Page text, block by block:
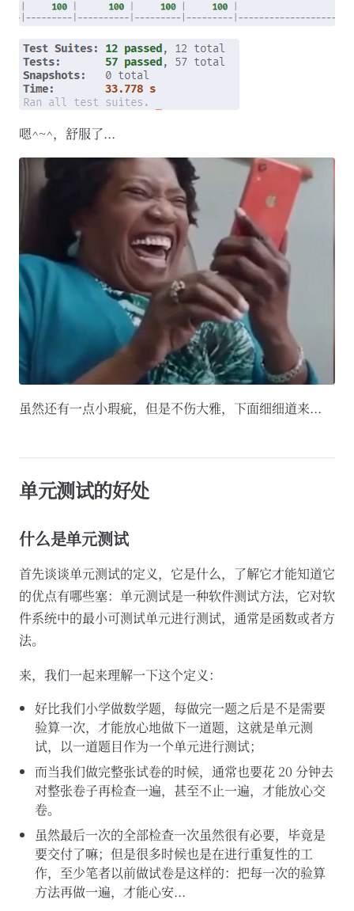
嗯^~^，舒服了...
虽然还有一点小瑕疵，但是不伤大雅，下面细细道来...
单元测试的好处
什么是单元测试
首先谈谈单元测试的定义，它是什么，了解它才能知道它
的优点有哪些塞：单元测试是一种软件测试方法，它对软
件系统中的最小可测试单元进行测试，通常是函数或者方
法。
来，我们一起来理解一下这个定义：
好比我们小学做数学题，每做完一题之后是不是需要
验算一次，才能放心地做下一道题，这就是单元测
试，以一道题目作为一个单元进行测试；
而当我们做完整张试卷的时候，通常也要花 20 分钟去
对整张卷子再检查一遍，甚至不止一遍，才能放心交
卷。
虽然最后一次的全部检查一次虽然很有必要，毕竟是
要交付了嘛；但是很多时候也是在进行重复性的工
作，至少笔者以前做试卷是这样的：把每一次的验算
方法再做一遍，才能心安...